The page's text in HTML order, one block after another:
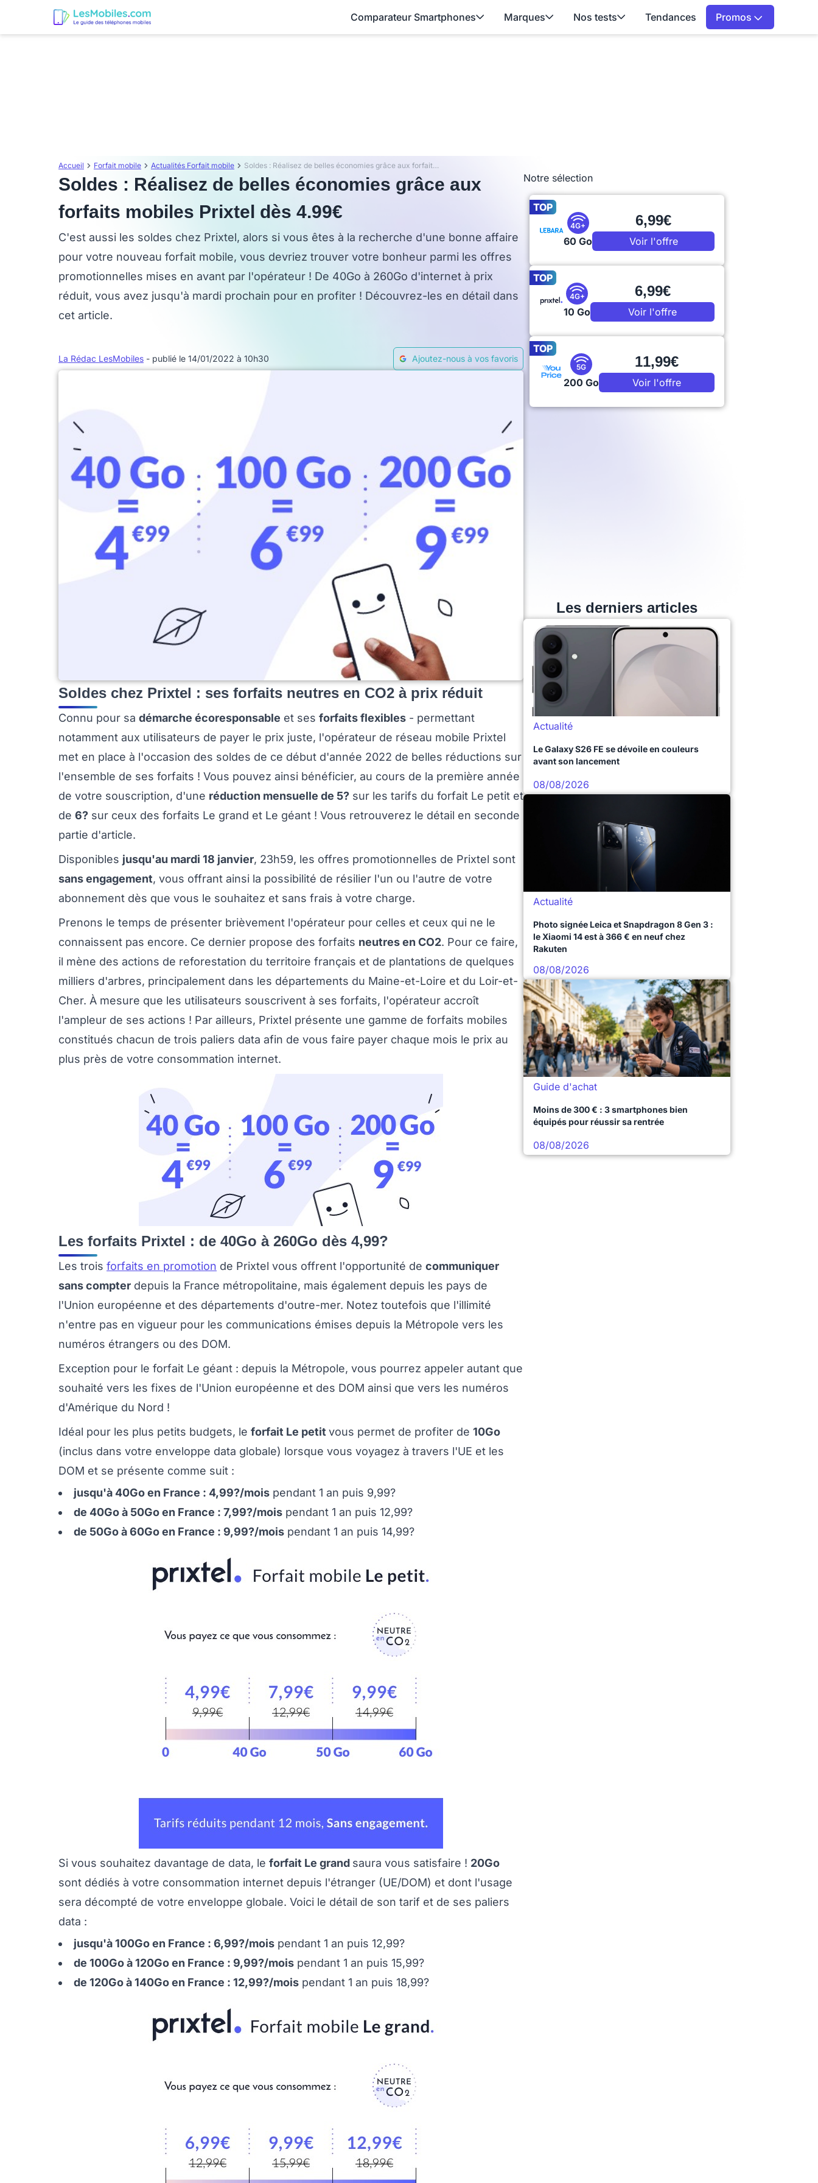
Comparateur Smartphones Marques Nos tests Tendances Promos
Accueil Forfait mobile Actualités Forfait mobile Soldes : Réalisez de belles économies grâce aux forfaits mobiles Prixtel dès 4.99€
Soldes : Réalisez de belles économies grâce aux
forfaits mobiles Prixtel dès 4.99€
C'est aussi les soldes chez Prixtel, alors si vous êtes à la recherche d'une bonne affaire
pour votre nouveau forfait mobile, vous devriez trouver votre bonheur parmi les offres
promotionnelles mises en avant par l'opérateur ! De 40Go à 260Go d'internet à prix
réduit, vous avez jusqu'à mardi prochain pour en profiter ! Découvrez-les en détail dans
cet article.
La Rédac LesMobiles - publié le 14/01/2022 à 10h30 Ajoutez-nous à vos favoris
Soldes chez Prixtel : ses forfaits neutres en CO2 à prix réduit
Connu pour sa démarche écoresponsable et ses forfaits flexibles - permettant
notamment aux utilisateurs de payer le prix juste, l'opérateur de réseau mobile Prixtel
met en place à l'occasion des soldes de ce début d'année 2022 de belles réductions sur
l'ensemble de ses forfaits ! Vous pouvez ainsi bénéficier, au cours de la première année
de votre souscription, d'une réduction mensuelle de 5? sur les tarifs du forfait Le petit et
de 6? sur ceux des forfaits Le grand et Le géant ! Vous retrouverez le détail en seconde
partie d'article.
Disponibles jusqu'au mardi 18 janvier, 23h59, les offres promotionnelles de Prixtel sont
sans engagement, vous offrant ainsi la possibilité de résilier l'un ou l'autre de votre
abonnement dès que vous le souhaitez et sans frais à votre charge.
Prenons le temps de présenter brièvement l'opérateur pour celles et ceux qui ne le
connaissent pas encore. Ce dernier propose des forfaits neutres en CO2. Pour ce faire,
il mène des actions de reforestation du territoire français et de plantations de quelques
milliers d'arbres, principalement dans les départements du Maine-et-Loire et du Loir-et-
Cher. À mesure que les utilisateurs souscrivent à ses forfaits, l'opérateur accroît
l'ampleur de ses actions ! Par ailleurs, Prixtel présente une gamme de forfaits mobiles
constitués chacun de trois paliers data afin de vous faire payer chaque mois le prix au
plus près de votre consommation internet.
Les forfaits Prixtel : de 40Go à 260Go dès 4,99?
Les trois forfaits en promotion de Prixtel vous offrent l'opportunité de communiquer
sans compter depuis la France métropolitaine, mais également depuis les pays de
l'Union européenne et des départements d'outre-mer. Notez toutefois que l'illimité
n'entre pas en vigueur pour les communications émises depuis la Métropole vers les
numéros étrangers ou des DOM.
Exception pour le forfait Le géant : depuis la Métropole, vous pourrez appeler autant que
souhaité vers les fixes de l'Union européenne et des DOM ainsi que vers les numéros
d'Amérique du Nord !
Idéal pour les plus petits budgets, le forfait Le petitvous permet de profiter de 10Go
(inclus dans votre enveloppe data globale) lorsque vous voyagez à travers l'UE et les
DOM et se présente comme suit :
jusqu'à 40Go en France : 4,99?/mois pendant 1 an puis 9,99?
de 40Go à 50Go en France : 7,99?/mois pendant 1 an puis 12,99?
de 50Go à 60Go en France : 9,99?/mois pendant 1 an puis 14,99?
Si vous souhaitez davantage de data, le forfait Le grand saura vous satisfaire ! 20Go
sont dédiés à votre consommation internet depuis l'étranger (UE/DOM) et dont l'usage
sera décompté de votre enveloppe globale. Voici le détail de son tarif et de ses paliers
data :
jusqu'à 100Go en France : 6,99?/mois pendant 1 an puis 12,99?
de 100Go à 120Go en France : 9,99?/mois pendant 1 an puis 15,99?
de 120Go à 140Go en France : 12,99?/mois pendant 1 an puis 18,99?
Notre sélection
TOP
4G+
60 Go
6,99€
Voir l'offre
TOP
4G+
10 Go
6,99€
Voir l'offre
TOP
5G
200 Go
11,99€
Voir l'offre
Les derniers articles
Actualité
Le Galaxy S26 FE se dévoile en couleurs
avant son lancement
08/08/2026
Actualité
Photo signée Leica et Snapdragon 8 Gen 3 :
le Xiaomi 14 est à 366 € en neuf chez
Rakuten
08/08/2026
Guide d'achat
Moins de 300 € : 3 smartphones bien
équipés pour réussir sa rentrée
08/08/2026